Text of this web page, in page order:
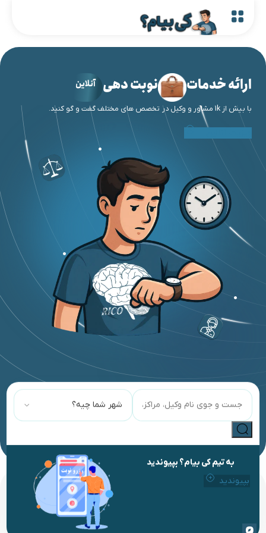
ارائه خدمات نوبت دهی آنلاین
با بیش از 1k مشاور و وکیل در تخصص های مختلف گفت و گو کنید.
شهر شما چیه؟
به تیم کی بیام؟ بپیوندید
بپیوندید